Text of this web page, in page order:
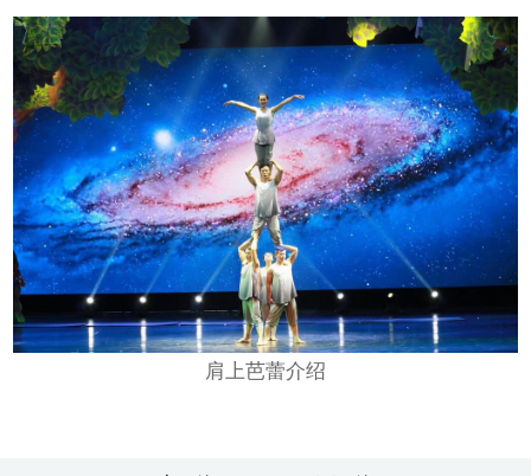
肩上芭蕾介绍